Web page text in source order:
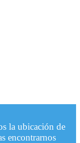
la ubicación de
encontrarnos